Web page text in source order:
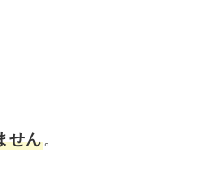
せん。